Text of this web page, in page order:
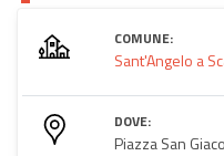
COMUNE:
Sant'Angelo a
DOVE:
Piazza San